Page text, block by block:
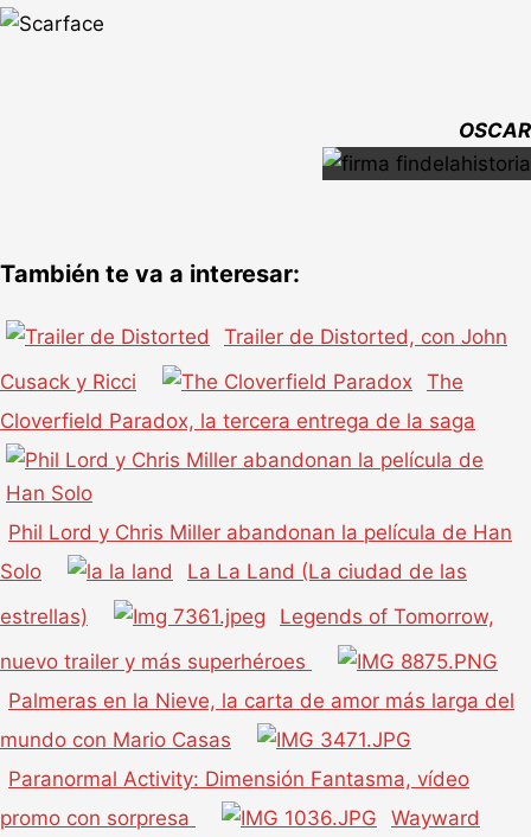
OSCAR
También te va a interesar:
Trailer de Distorted, con John
Cusack y Ricci
The
Cloverfield Paradox, la tercera entrega de la saga
Phil Lord y Chris Miller abandonan la película de Han
Solo
La La Land (La ciudad de las
estrellas)
Legends of Tomorrow,
nuevo trailer y más superhéroes
Palmeras en la Nieve, la carta de amor más larga del
mundo con Mario Casas
Paranormal Activity: Dimensión Fantasma, vídeo
promo con sorpresa
Wayward